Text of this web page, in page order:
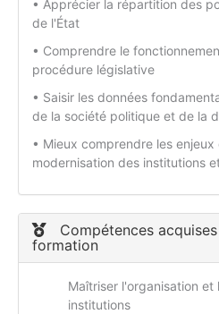
• Apprécier la répartition des
de l'État
• Comprendre le
procédure législative
• Saisir les données
de la société politique et de la
• Mieux comprendre les
modernisation des institutions
Compétences
formation
Maîtriser l'organisation
institutions